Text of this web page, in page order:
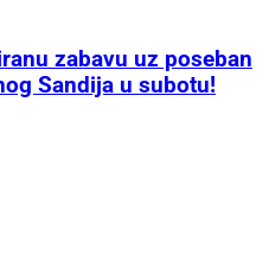
zabavu uz poseban
Sandija u subotu!